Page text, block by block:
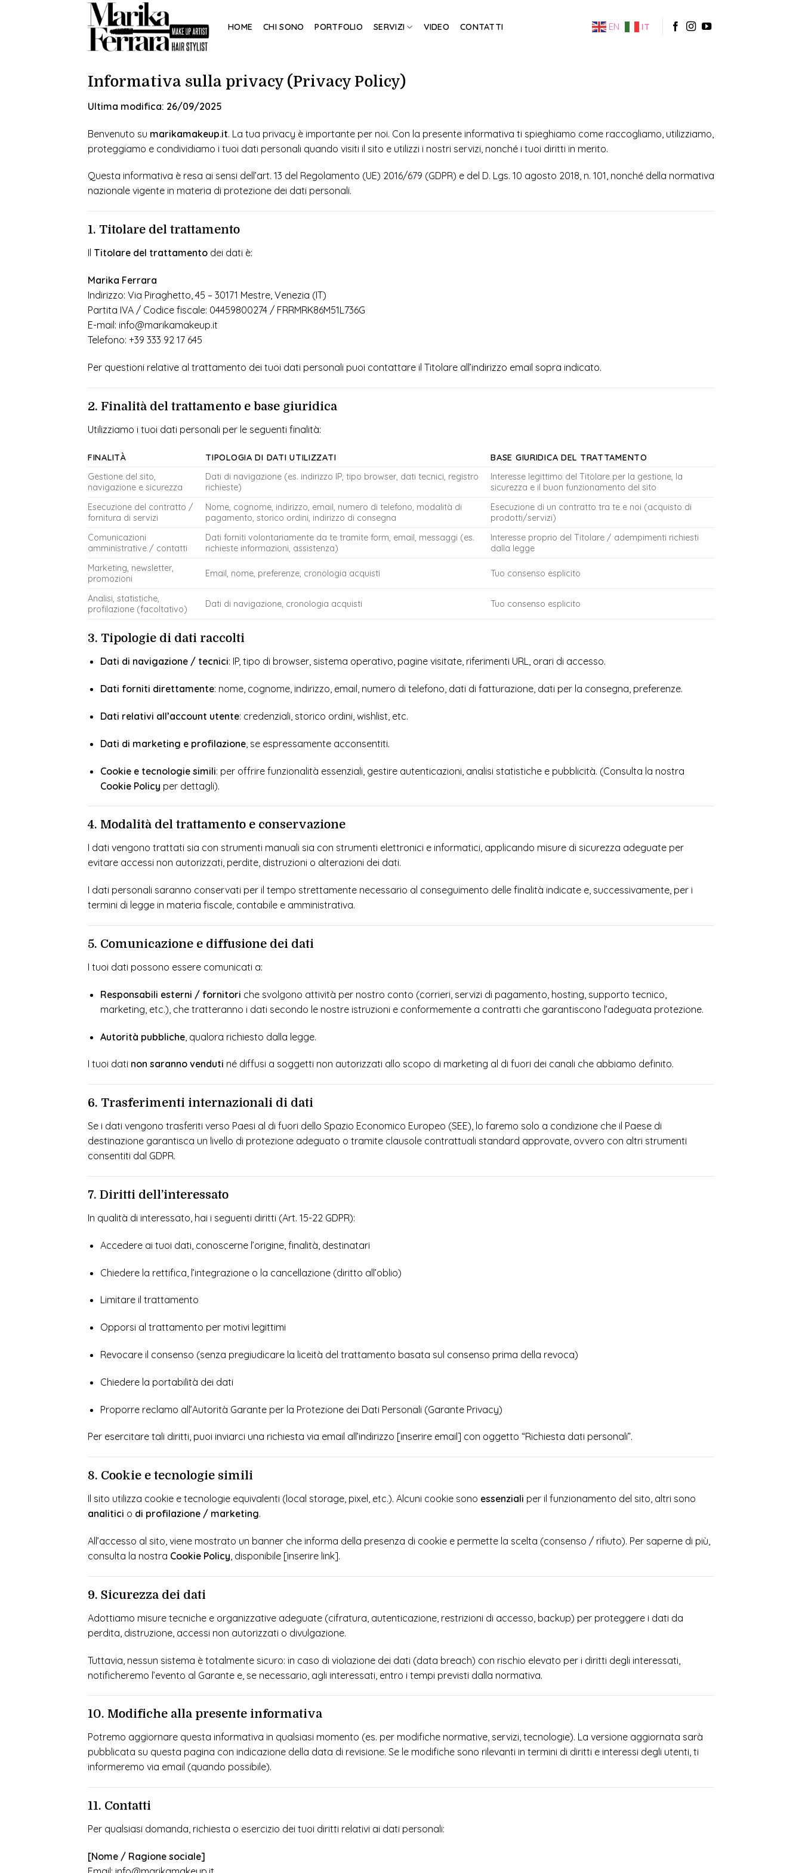
HOME CHI SONO PORTFOLIO SERVIZI VIDEO CONTATTI EN IT
Informativa sulla privacy (Privacy Policy)
Ultima modifica: 26/09/2025
Benvenuto su marikamakeup.it. La tua privacy è importante per noi. Con la presente informativa ti spieghiamo come raccogliamo, utilizziamo,
proteggiamo e condividiamo i tuoi dati personali quando visiti il sito e utilizzi i nostri servizi, nonché i tuoi diritti in merito.
Questa informativa è resa ai sensi dell’art. 13 del Regolamento (UE) 2016/679 (GDPR) e del D. Lgs. 10 agosto 2018, n. 101, nonché della normativa
nazionale vigente in materia di protezione dei dati personali.
1. Titolare del trattamento
Il Titolare del trattamento dei dati è:
Marika Ferrara
Indirizzo: Via Piraghetto, 45 – 30171 Mestre, Venezia (IT)
Partita IVA / Codice fiscale: 04459800274 / FRRMRK86M51L736G
E-mail: info@marikamakeup.it
Telefono: +39 333 92 17 645
Per questioni relative al trattamento dei tuoi dati personali puoi contattare il Titolare all’indirizzo email sopra indicato.
2. Finalità del trattamento e base giuridica
Utilizziamo i tuoi dati personali per le seguenti finalità:
FINALITÀ TIPOLOGIA DI DATI UTILIZZATI
BASE GIURIDICA DEL TRATTAMENTO
Gestione del sito,
navigazione e sicurezza
Dati di navigazione (es. indirizzo IP, tipo browser, dati tecnici, registro
richieste)
Interesse legittimo del Titolare per la gestione, la
sicurezza e il buon funzionamento del sito
Esecuzione del contratto /
fornitura di servizi
Nome, cognome, indirizzo, email, numero di telefono, modalità di
pagamento, storico ordini, indirizzo di consegna
Esecuzione di un contratto tra te e noi (acquisto di
prodotti/servizi)
Comunicazioni
amministrative / contatti
Dati forniti volontariamente da te tramite form, email, messaggi (es.
richieste informazioni, assistenza)
Interesse proprio del Titolare / adempimenti richiesti
dalla legge
Marketing, newsletter,
promozioni
Email, nome, preferenze, cronologia acquisti Tuo consenso esplicito
Analisi, statistiche,
profilazione (facoltativo)
Dati di navigazione, cronologia acquisti Tuo consenso esplicito
3. Tipologie di dati raccolti
Dati di navigazione / tecnici: IP, tipo di browser, sistema operativo, pagine visitate, riferimenti URL, orari di accesso.
Dati forniti direttamente: nome, cognome, indirizzo, email, numero di telefono, dati di fatturazione, dati per la consegna, preferenze.
Dati relativi all’account utente: credenziali, storico ordini, wishlist, etc.
Dati di marketing e profilazione, se espressamente acconsentiti.
Cookie e tecnologie simili: per offrire funzionalità essenziali, gestire autenticazioni, analisi statistiche e pubblicità. (Consulta la nostra
Cookie Policy per dettagli).
4. Modalità del trattamento e conservazione
I dati vengono trattati sia con strumenti manuali sia con strumenti elettronici e informatici, applicando misure di sicurezza adeguate per
evitare accessi non autorizzati, perdite, distruzioni o alterazioni dei dati.
I dati personali saranno conservati per il tempo strettamente necessario al conseguimento delle finalità indicate e, successivamente, per i
termini di legge in materia fiscale, contabile e amministrativa.
5. Comunicazione e diffusione dei dati
I tuoi dati possono essere comunicati a:
Responsabili esterni / fornitori che svolgono attività per nostro conto (corrieri, servizi di pagamento, hosting, supporto tecnico,
marketing, etc.), che tratteranno i dati secondo le nostre istruzioni e conformemente a contratti che garantiscono l’adeguata protezione.
Autorità pubbliche, qualora richiesto dalla legge.
I tuoi dati non saranno venduti né diffusi a soggetti non autorizzati allo scopo di marketing al di fuori dei canali che abbiamo definito.
6. Trasferimenti internazionali di dati
Se i dati vengono trasferiti verso Paesi al di fuori dello Spazio Economico Europeo (SEE), lo faremo solo a condizione che il Paese di
destinazione garantisca un livello di protezione adeguato o tramite clausole contrattuali standard approvate, ovvero con altri strumenti
consentiti dal GDPR.
7. Diritti dell’interessato
In qualità di interessato, hai i seguenti diritti (Art. 15-22 GDPR):
Accedere ai tuoi dati, conoscerne l’origine, finalità, destinatari
Chiedere la rettifica, l’integrazione o la cancellazione (diritto all’oblio)
Limitare il trattamento
Opporsi al trattamento per motivi legittimi
Revocare il consenso (senza pregiudicare la liceità del trattamento basata sul consenso prima della revoca)
Chiedere la portabilità dei dati
Proporre reclamo all’Autorità Garante per la Protezione dei Dati Personali (Garante Privacy)
Per esercitare tali diritti, puoi inviarci una richiesta via email all’indirizzo [inserire email] con oggetto “Richiesta dati personali”.
8. Cookie e tecnologie simili
Il sito utilizza cookie e tecnologie equivalenti (local storage, pixel, etc.). Alcuni cookie sono essenziali per il funzionamento del sito, altri sono
analitici o di profilazione / marketing.
All’accesso al sito, viene mostrato un banner che informa della presenza di cookie e permette la scelta (consenso / rifiuto). Per saperne di più,
consulta la nostra Cookie Policy , disponibile [inserire link].
9. Sicurezza dei dati
Adottiamo misure tecniche e organizzative adeguate (cifratura, autenticazione, restrizioni di accesso, backup) per proteggere i dati da
perdita, distruzione, accessi non autorizzati o divulgazione.
Tuttavia, nessun sistema è totalmente sicuro: in caso di violazione dei dati (data breach) con rischio elevato per i diritti degli interessati,
notificheremo l’evento al Garante e, se necessario, agli interessati, entro i tempi previsti dalla normativa.
10. Modifiche alla presente informativa
Potremo aggiornare questa informativa in qualsiasi momento (es. per modifiche normative, servizi, tecnologie). La versione aggiornata sarà
pubblicata su questa pagina con indicazione della data di revisione. Se le modifiche sono rilevanti in termini di diritti e interessi degli utenti, ti
informeremo via email (quando possibile).
11. Contatti
Per qualsiasi domanda, richiesta o esercizio dei tuoi diritti relativi ai dati personali:
[Nome / Ragione sociale]